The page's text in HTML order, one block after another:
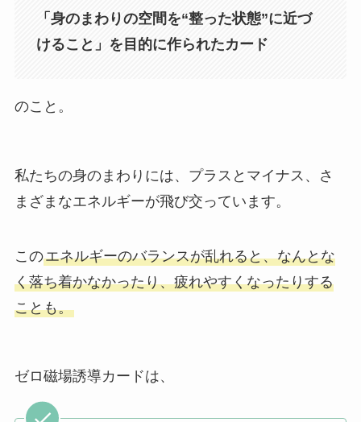
「身のまわりの空間を“整った状態”に近づ
けること」を目的に作られたカード
のこと。
私たちの身のまわりには、プラスとマイナス、さ
まざまなエネルギーが飛び交っています。
このエネルギーのバランスが乱れると、なんとな
く落ち着かなかったり、疲れやすくなったりする
ことも。
ゼロ磁場誘導カードは、